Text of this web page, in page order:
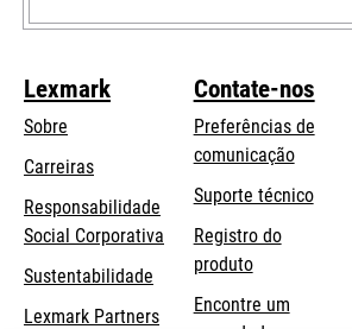
Lexmark
Sobre
Carreiras
Responsabilidade
Social Corporativa opens
new
Sustentabilidade
Lexmark Partners
Contate-nos
Preferências de
comunicação
Suporte técnicoopens
Registro do
produto
Encontre um